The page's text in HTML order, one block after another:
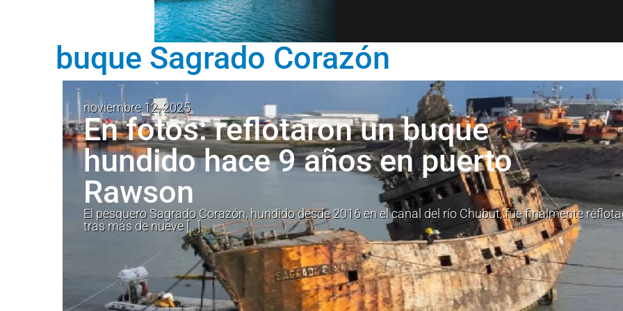
buque Sagrado Corazón
noviembre 12, 2025
En fotos: reflotaron un buque
hundido hace 9 años en puerto
Rawson
El pesquero Sagrado Corazón, hundido desde 2016 en el canal del río Chubut, fue finalmente
tras más de nueve […]